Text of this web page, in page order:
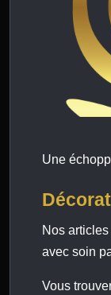
Une
Nos
avec soin
Vous